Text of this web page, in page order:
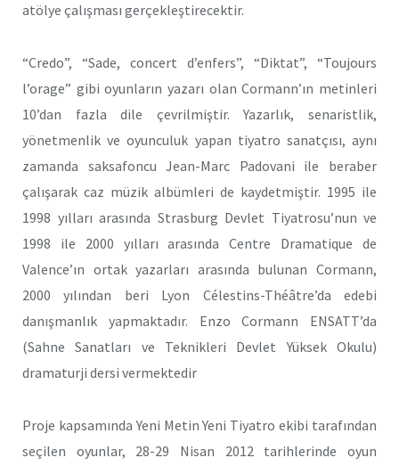
atölye çalışması gerçekleştirecektir.
“Credo”, “Sade, concert d’enfers”, “Diktat”, “Toujours
l’orage” gibi oyunların yazarı olan Cormann’ın metinleri
10’dan fazla dile çevrilmiştir. Yazarlık, senaristlik,
yönetmenlik ve oyunculuk yapan tiyatro sanatçısı, aynı
zamanda saksafoncu Jean-Marc Padovani ile beraber
çalışarak caz müzik albümleri de kaydetmiştir. 1995 ile
1998 yılları arasında Strasburg Devlet Tiyatrosu’nun ve
1998 ile 2000 yılları arasında Centre Dramatique de
Valence’ın ortak yazarları arasında bulunan Cormann,
2000 yılından beri Lyon Célestins-Théâtre’da edebi
danışmanlık yapmaktadır. Enzo Cormann ENSATT’da
(Sahne Sanatları ve Teknikleri Devlet Yüksek Okulu)
dramaturji dersi vermektedir
Proje kapsamında Yeni Metin Yeni Tiyatro ekibi tarafından
seçilen oyunlar, 28-29 Nisan 2012 tarihlerinde oyun